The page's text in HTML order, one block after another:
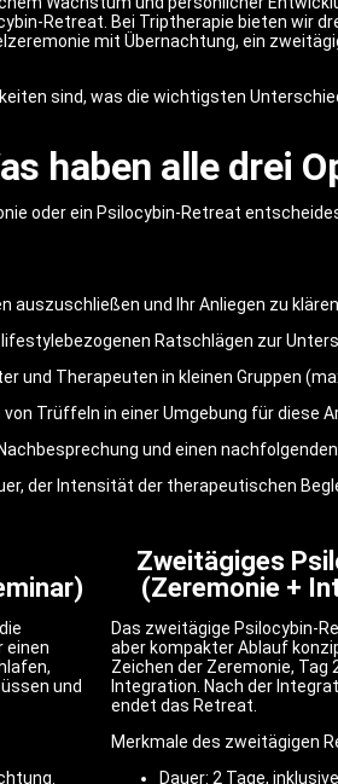
Retreat. Bei Triptherapie bieten wir
mit Übernachtung, ein
sind, was die wichtigsten
haben alle drei
oder ein Psilocybin-Retreat
auszuschließen und Ihr Anliegen zu klären.
Ratschlägen zur
und Therapeuten in kleinen Gruppen
Trüffeln in einer Umgebung für diese
und einen
der Intensität der therapeutischen
einen
und
Zweitägiges
(Zeremonie +
Das zweitägige Psilocybin-
aber kompakter Ablauf
Zeichen der Zeremonie, Tag
Integration. Nach der
endet das Retreat.
Merkmale des zweitägigen
Dauer: 2 Tage,